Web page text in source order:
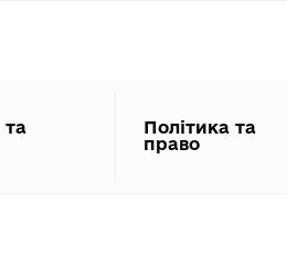
та
Політика та
право